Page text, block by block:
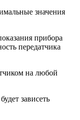
значения
прибора
передатчика
на любой
зависеть